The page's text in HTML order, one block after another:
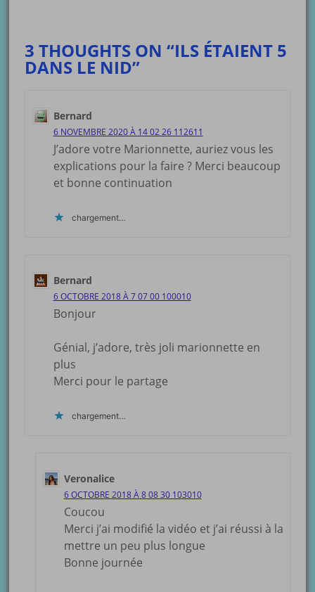
3 THOUGHTS ON “ILS ÉTAIENT 5
DANS LE NID”
Bernard
6 NOVEMBRE 2020 À 14 02 26 112611
J’adore votre Marionnette, auriez vous les
explications pour la faire ? Merci beaucoup
et bonne continuation
chargement…
Bernard
6 OCTOBRE 2018 À 7 07 00 100010
Bonjour
Génial, j’adore, très joli marionnette en
plus
Merci pour le partage
chargement…
Veronalice
6 OCTOBRE 2018 À 8 08 30 103010
Coucou
Merci j’ai modifié la vidéo et j’ai réussi à la
mettre un peu plus longue
Bonne journée